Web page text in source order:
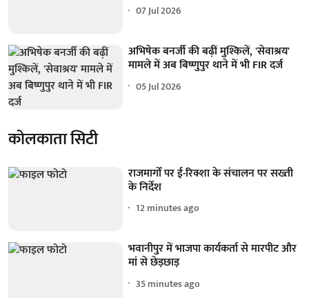
07 Jul 2026
अभिषेक बनर्जी की बढ़ीं मुश्किलें, 'सेवाश्रय'
मामले में अब बिष्णुपुर थाने में भी FIR दर्ज
05 Jul 2026
कोलकाता सिटी
राजमार्गों पर ई-रिक्शा के संचालन पर सख्ती
के निर्देश
12 minutes ago
भवानीपुर में भाजपा कार्यकर्ता से मारपीट और
मां से छेड़छाड़
35 minutes ago